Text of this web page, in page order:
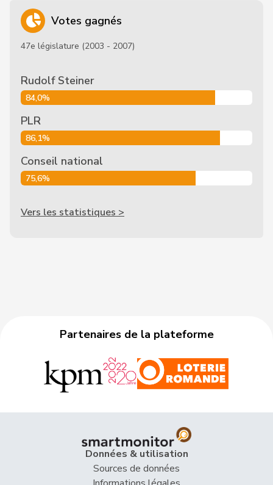
Votes gagnés
47e législature (2003 - 2007)
Rudolf Steiner
84,0%
PLR
86,1%
Conseil national
75,6%
Vers les statistiques >
Partenaires de la plateforme
Données & utilisation
Sources de données